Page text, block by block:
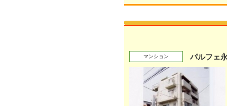
マンション パルフェ